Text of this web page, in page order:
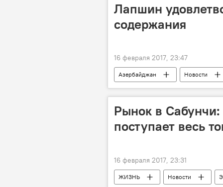
Лапшин
содержания
16 февраля 2017, 23:47
Азербайджан Новости
изолятор
условия
Рынок в Сабунчи:
поступает весь
16 февраля 2017, 23:31
ЖИЗНЬ Новости